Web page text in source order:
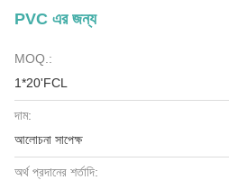
PVC এর জন্য
MOQ.:
1*20'FCL
দাম:
আলোচনা সাপেক্ষ
অর্থ প্রদানের শর্তাদি: